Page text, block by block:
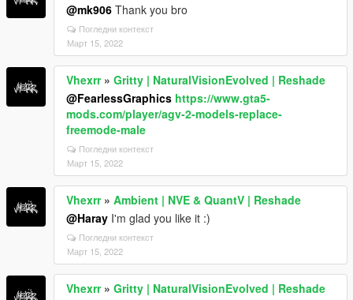
@mk906 Thank you bro
Погледни контекст
Март 15, 2022
Vhexrr» Gritty | NaturalVisionEvolved | Reshade
@FearlessGraphics https://www.gta5-
mods.com/player/agv-2-models-replace-
freemode-male
Погледни контекст
Март 15, 2022
Vhexrr» Ambient | NVE & QuantV | Reshade
@Haray I'm glad you like it :)
Погледни контекст
Март 15, 2022
Vhexrr» Gritty | NaturalVisionEvolved | Reshade